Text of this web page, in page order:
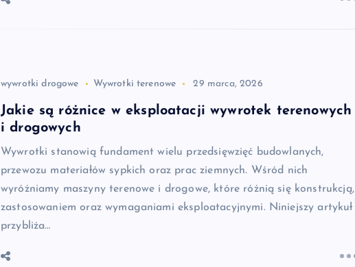
wywrotki drogowe Wywrotki terenowe 29 marca, 2026
Jakie są różnice w eksploatacji wywrotek terenowych
i drogowych
Wywrotki stanowią fundament wielu przedsięwzięć budowlanych,
przewozu materiałów sypkich oraz prac ziemnych. Wśród nich
wyróżniamy maszyny terenowe i drogowe, które różnią się konstrukcją,
zastosowaniem oraz wymaganiami eksploatacyjnymi. Niniejszy artykuł
przybliża…